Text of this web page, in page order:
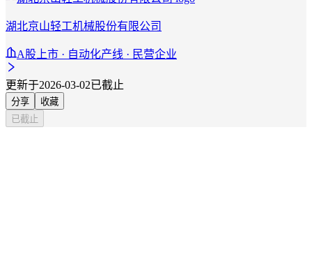
湖北京山轻工机械股份有限公司
A股上市 · 自动化产线 · 民营企业
更新于2026-03-02已截止
分享
收藏
已截止